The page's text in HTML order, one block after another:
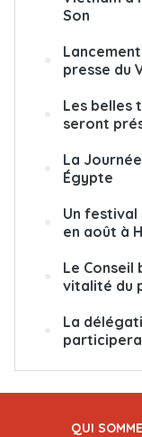
Son
presse du
Les belles
seront
La
Égypte
Un
en août à
Le Conseil
vitalité du
La
participera
QUI